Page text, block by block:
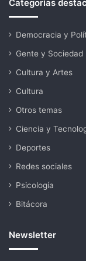
Categorías
Democracia y
Gente y Sociedad
Cultura y Artes
Cultura
Otros temas
Ciencia y
Deportes
Redes sociales
Psicología
Bitácora
Newsletter